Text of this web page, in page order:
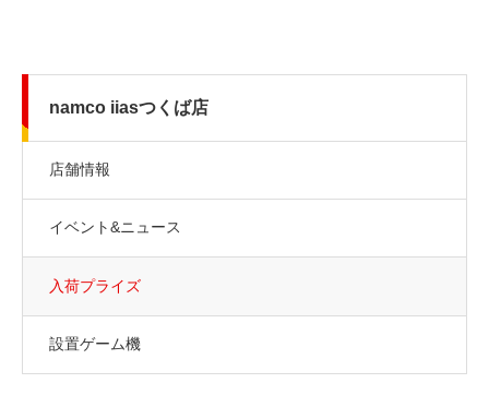
namco iiasつくば店
店舗情報
イベント&ニュース
入荷プライズ
設置ゲーム機